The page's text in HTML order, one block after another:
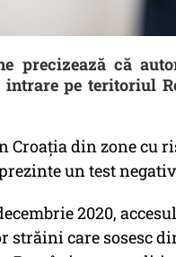
precizează că
pe teritoriul
Croația din zone cu
un test
2020,
străini care sosesc